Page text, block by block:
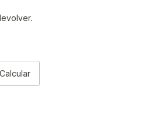
Calcular